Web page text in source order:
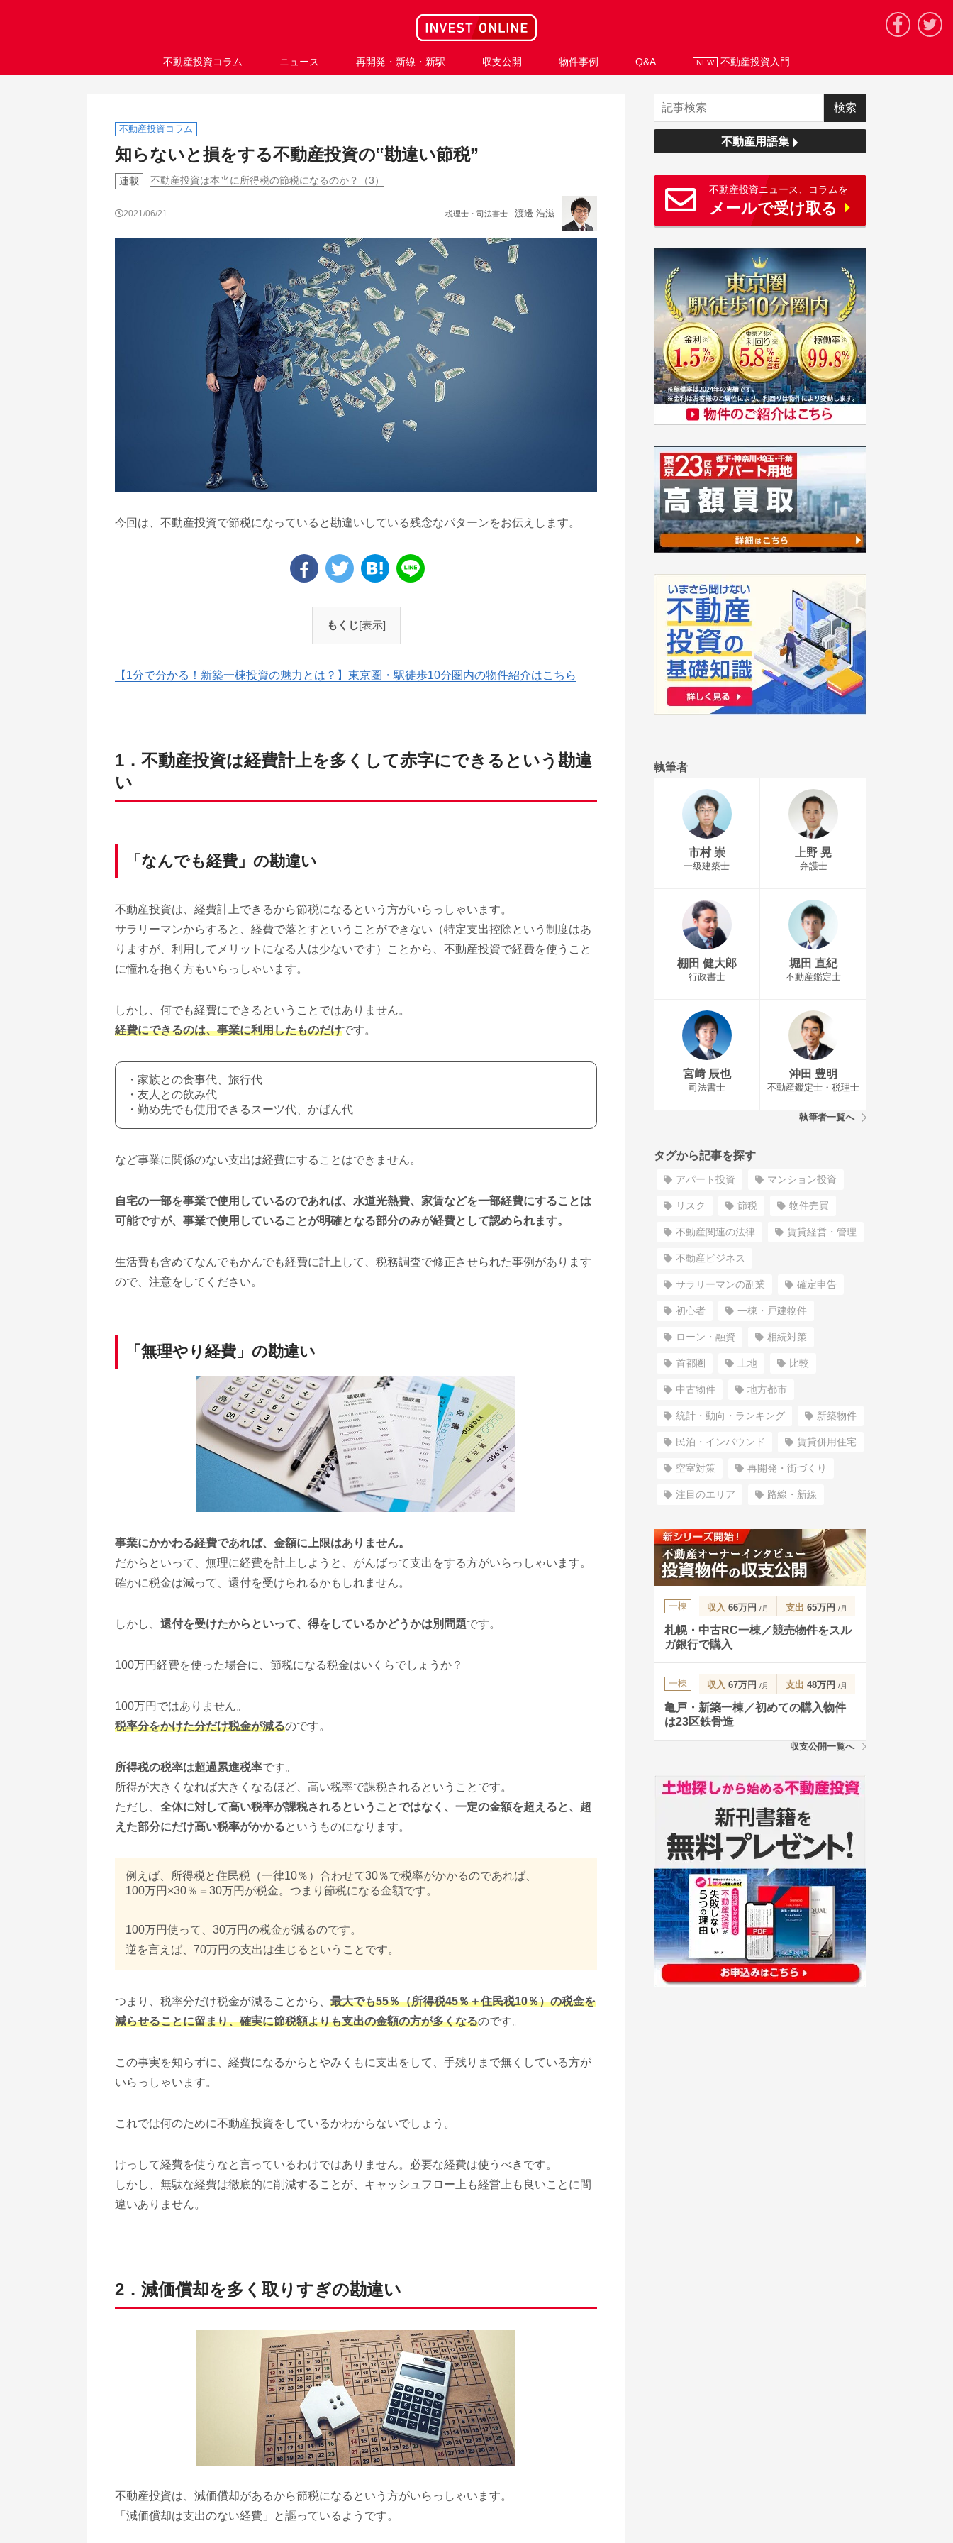
不動産投資コラム ニュース 再開発・新線・新駅 収支公開 物件事例 Q&A NEW 不動産投資入門
不動産投資コラム
知らないと損をする不動産投資の‟勘違い節税”
連載 不動産投資は本当に所得税の節税になるのか？（3）
2021/06/21 税理士・司法書士 渡邊 浩滋
今回は、不動産投資で節税になっていると勘違いしている残念なパターンをお伝えします。
もくじ[表示]
【1分で分かる！新築一棟投資の魅力とは？】東京圏・駅徒歩10分圏内の物件紹介はこちら
1．不動産投資は経費計上を多くして赤字にできるという勘違
い
「なんでも経費」の勘違い
不動産投資は、経費計上できるから節税になるという方がいらっしゃいます。
サラリーマンからすると、経費で落とすということができない（特定支出控除という制度はあ
りますが、利用してメリットになる人は少ないです）ことから、不動産投資で経費を使うこと
に憧れを抱く方もいらっしゃいます。
しかし、何でも経費にできるということではありません。
経費にできるのは、事業に利用したものだけです。
・家族との食事代、旅行代
・友人との飲み代
・勤め先でも使用できるスーツ代、かばん代
など事業に関係のない支出は経費にすることはできません。
自宅の一部を事業で使用しているのであれば、水道光熱費、家賃などを一部経費にすることは
可能ですが、事業で使用していることが明確となる部分のみが経費として認められます。
生活費も含めてなんでもかんでも経費に計上して、税務調査で修正させられた事例があります
ので、注意をしてください。
「無理やり経費」の勘違い
事業にかかわる経費であれば、金額に上限はありません。
だからといって、無理に経費を計上しようと、がんばって支出をする方がいらっしゃいます。
確かに税金は減って、還付を受けられるかもしれません。
しかし、 還付を受けたからといって、得をしているかどうかは別問題です。
100万円経費を使った場合に、節税になる税金はいくらでしょうか？
100万円ではありません。
税率分をかけた分だけ税金が減るのです。
所得税の税率は超過累進税率です。
所得が大きくなれば大きくなるほど、高い税率で課税されるということです。
ただし、 全体に対して高い税率が課税されるということではなく、一定の金額を超えると、超
えた部分にだけ高い税率がかかるというものになります。
例えば、所得税と住民税（一律10％）合わせて30％で税率がかかるのであれば、
100万円×30％＝30万円が税金。つまり節税になる金額です。
100万円使って、30万円の税金が減るのです。
逆を言えば、70万円の支出は生じるということです。
つまり、税率分だけ税金が減ることから、 最大でも55％（所得税45％＋住民税10％）の税金を
減らせることに留まり、確実に節税額よりも支出の金額の方が多くなるのです。
この事実を知らずに、経費になるからとやみくもに支出をして、手残りまで無くしている方が
いらっしゃいます。
これでは何のために不動産投資をしているかわからないでしょう。
けっして経費を使うなと言っているわけではありません。必要な経費は使うべきです。
しかし、無駄な経費は徹底的に削減することが、キャッシュフロー上も経営上も良いことに間
違いありません。
2．減価償却を多く取りすぎの勘違い
不動産投資は、減価償却があるから節税になるという方がいらっしゃいます。
「減価償却は支出のない経費」と謳っているようです。
不動産用語集
不動産投資ニュース、コラムを
メールで受け取る
執筆者
市村 崇
一級建築士
上野 晃
弁護士
棚田 健大郎
行政書士
堀田 直紀
不動産鑑定士
宮﨑 辰也
司法書士
沖田 豊明
不動産鑑定士・税理士
執筆者一覧へ
タグから記事を探す
アパート投資 マンション投資
リスク 節税 物件売買
不動産関連の法律 賃貸経営・管理
不動産ビジネス
サラリーマンの副業 確定申告
初心者 一棟・戸建物件
ローン・融資 相続対策
首都圏 土地 比較
中古物件 地方都市
統計・動向・ランキング 新築物件
民泊・インバウンド 賃貸併用住宅
空室対策 再開発・街づくり
注目のエリア 路線・新線
一棟 収入 66万円 /月 支出 65万円 /月
札幌・中古RC一棟／競売物件をスル
ガ銀行で購入
一棟 収入 67万円 /月 支出 48万円 /月
亀戸・新築一棟／初めての購入物件
は23区鉄骨造
収支公開一覧へ